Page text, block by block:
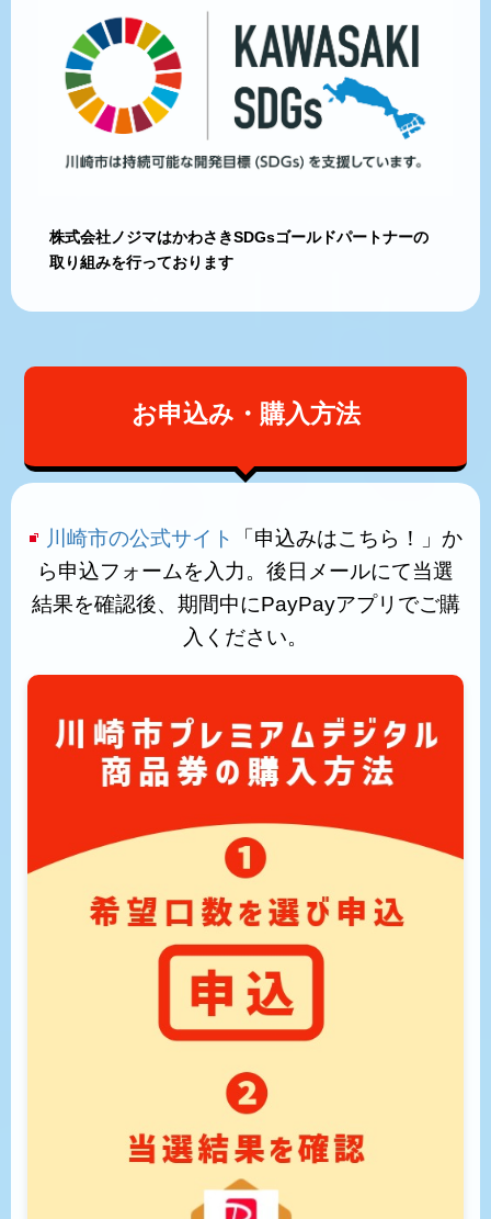
株式会社ノジマはかわさきSDGsゴールドパートナーの
取り組みを行っております
お申込み・購入方法
川崎市の公式サイト
「申込みはこちら！」か
ら申込フォームを入力。後日メールにて当選
結果を確認後、期間中にPayPayアプリでご購
入ください。